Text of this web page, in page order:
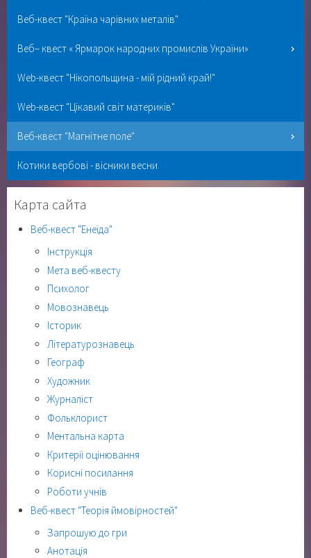
Веб-квест "Країна чарівних металів"
Веб– квест « Ярмарок народних промислів України»
Web-квест "Нікопольщина - мій рідний край!"
Web-квест "Цікавий світ материків"
Веб-квест "Магнітне поле"
Котики вербові - вісники весни
Карта сайта
Веб-квест "Енеїда"
Інструкція
Мета веб-квесту
Психолог
Мовознавець
Історик
Літературознавець
Географ
Художник
Журналіст
Фольклорист
Ментальна карта
Критерії оцінювання
Корисні посилання
Роботи учнів
Веб-квест "Теорія ймовірностей"
Запрошую до гри
Анотація